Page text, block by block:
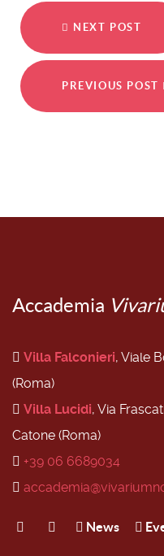
NEXT POST
PREVIOUS POST
Accademia
Villa Falconieri, Viale
(Roma)
Villa Lucidi, Via
Catone (Roma)
+39 06 6689034
News